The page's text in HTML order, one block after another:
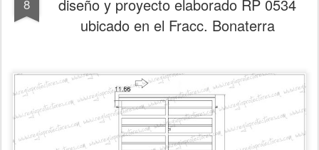
8
diseño y proyecto elaborado RP 0534
ubicado en el Fracc. Bonaterra